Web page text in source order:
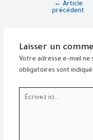
← Article
précédent
Laisser un
Votre adresse e-mail ne
obligatoires sont
Écrivez